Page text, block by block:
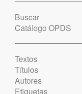
Buscar
Catálogo OPDS
Textos
Títulos
Autores
Etiquetas